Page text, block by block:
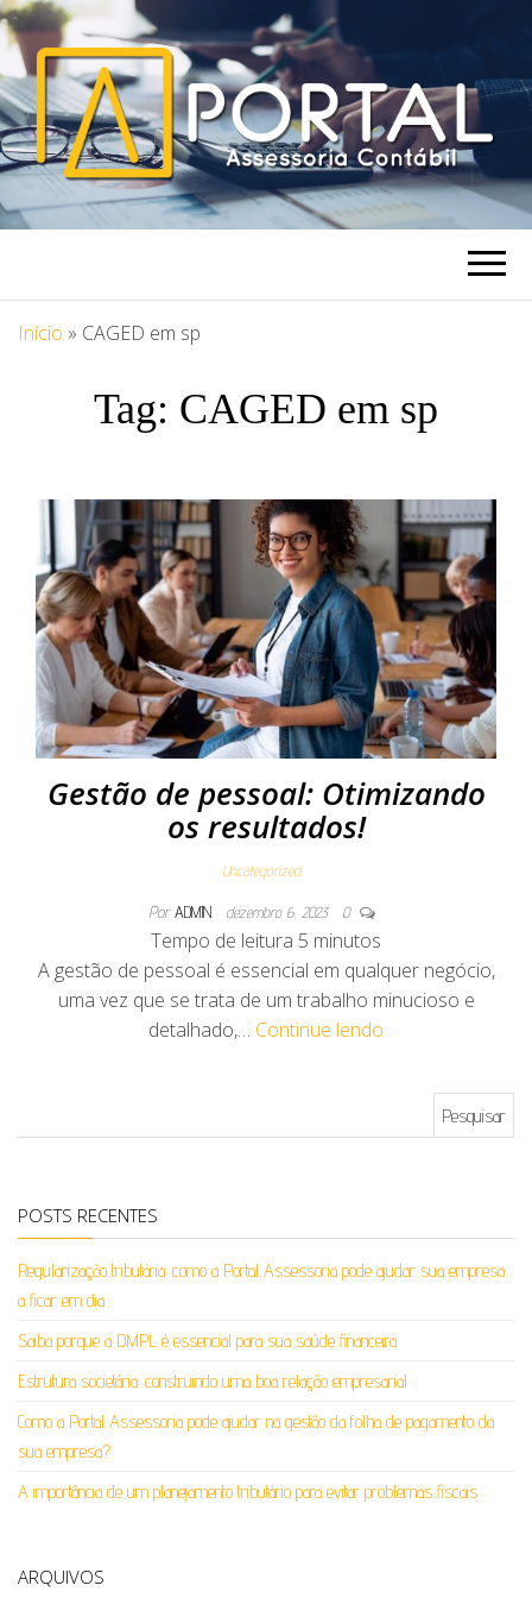
PORTAL
ASSESSORIA
Blog Portal Assessoria
Início » CAGED em sp
Tag: CAGED em sp
Gestão de pessoal: Otimizando
os resultados!
Uncategorized
Por ADMIN dezembro 6, 2023 0
Tempo de leitura 5 minutos
A gestão de pessoal é essencial em qualquer negócio,
uma vez que se trata de um trabalho minucioso e
detalhado,… Continue lendo
POSTS RECENTES
Regularização tributária: como a Portal Assessoria pode ajudar sua empresa
a ficar em dia
Saiba porque a DMPL é essencial para sua saúde financeira
Estrutura societária: construindo uma boa relação empresarial
Como a Portal Assessoria pode ajudar na gestão da folha de pagamento da
sua empresa?
A importância de um planejamento tributário para evitar problemas fiscais
ARQUIVOS